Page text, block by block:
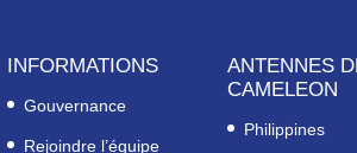
INFORMATIONS
Gouvernance
Rejoindre l’équipe
ANTENNES
CAMELEON
Philippines